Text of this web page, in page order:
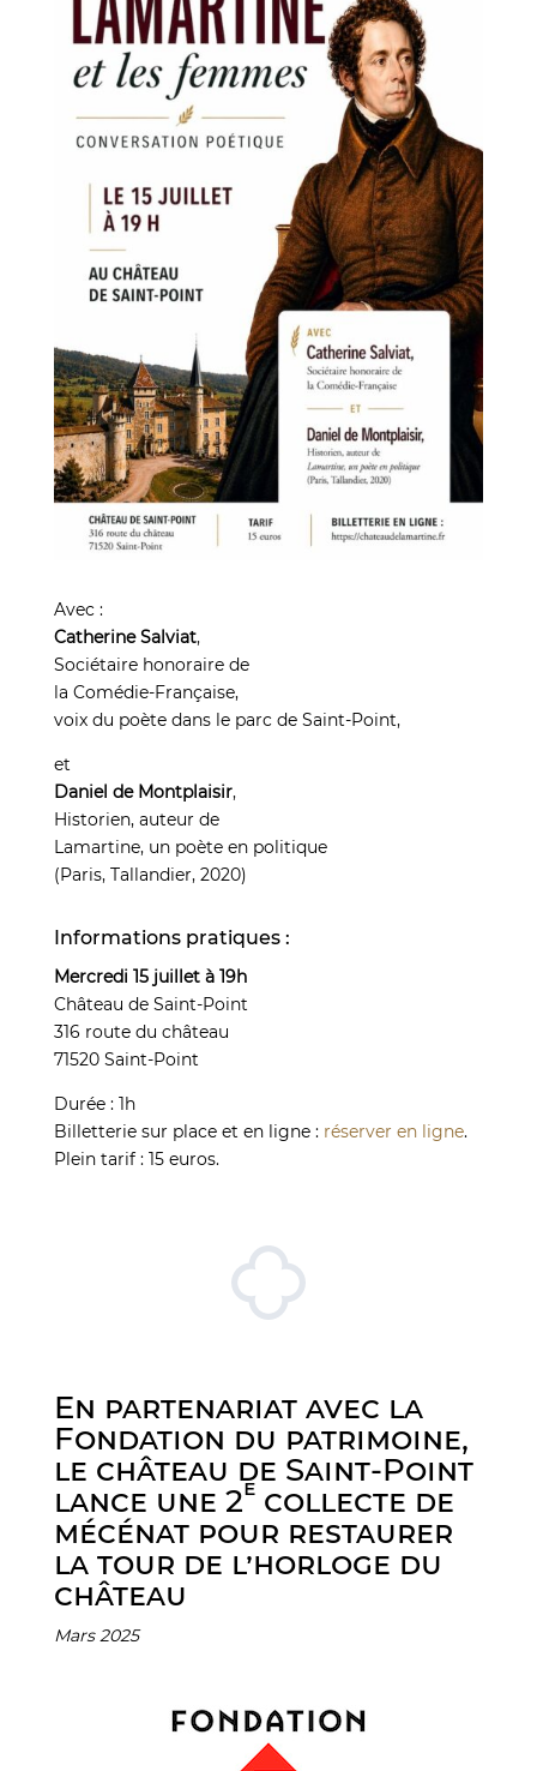
Avec :
Catherine Salviat,
Sociétaire honoraire de
la Comédie-Française,
voix du poète dans le parc de Saint-Point,
et
Daniel de Montplaisir,
Historien, auteur de
Lamartine, un poète en politique
(Paris, Tallandier, 2020)
Informations pratiques :
Mercredi 15 juillet à 19h
Château de Saint-Point
316 route du château
71520 Saint-Point
Durée : 1h
Billetterie sur place et en ligne : réserver en ligne.
Plein tarif : 15 euros.
En partenariat avec la
Fondation du patrimoine,
le château de Saint-Point
lance une 2ecollecte de
mécénat pour restaurer
la tour de l’horloge du
château
Mars 2025